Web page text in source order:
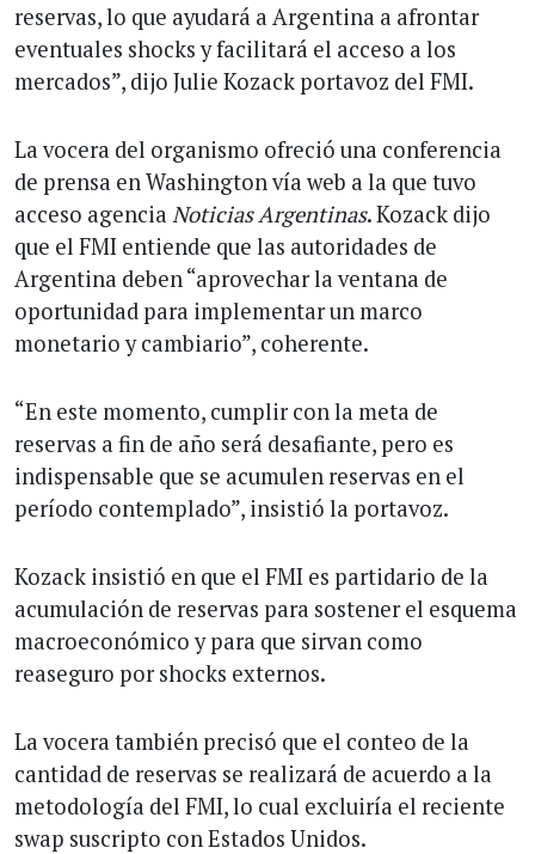
reservas, lo que ayudará a Argentina a afrontar
eventuales shocks y facilitará el acceso a los
mercados”, dijo Julie Kozack portavoz del FMI.
La vocera del organismo ofreció una conferencia
de prensa en Washington vía web a la que tuvo
acceso agencia Noticias Argentinas. Kozack dijo
que el FMI entiende que las autoridades de
Argentina deben “aprovechar la ventana de
oportunidad para implementar un marco
monetario y cambiario”, coherente.
“En este momento, cumplir con la meta de
reservas a fin de año será desafiante, pero es
indispensable que se acumulen reservas en el
período contemplado”, insistió la portavoz.
Kozack insistió en que el FMI es partidario de la
acumulación de reservas para sostener el esquema
macroeconómico y para que sirvan como
reaseguro por shocks externos.
La vocera también precisó que el conteo de la
cantidad de reservas se realizará de acuerdo a la
metodología del FMI, lo cual excluiría el reciente
swap suscripto con Estados Unidos.